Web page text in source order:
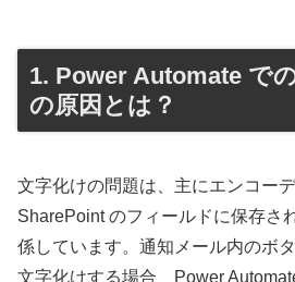
1. Power Automate で
の原因とは？
文字化けの問題は、主にエンコー
SharePoint のフィールドに保存さ
係しています。通知メール内のボ
文字化けする場合、Power